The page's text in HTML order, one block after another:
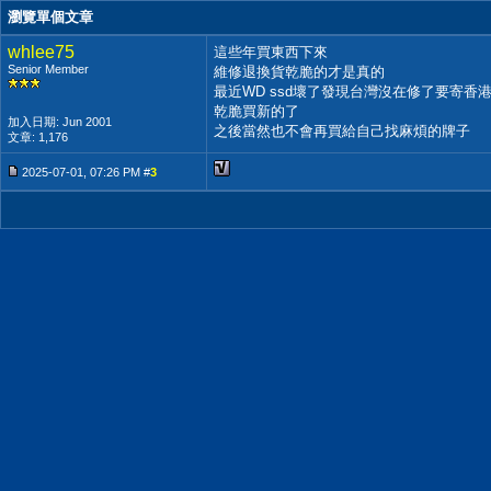
瀏覽單個文章
whlee75
Senior Member
加入日期: Jun 2001
文章: 1,176
這些年買東西下來
維修退換貨乾脆的才是真的
最近WD ssd壞了發現台灣沒在修了要寄香港
乾脆買新的了
之後當然也不會再買給自己找麻煩的牌子
2025-07-01, 07:26 PM #3